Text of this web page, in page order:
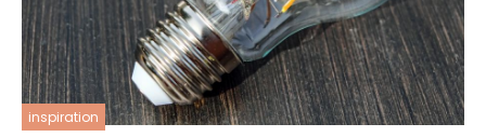
inspiration